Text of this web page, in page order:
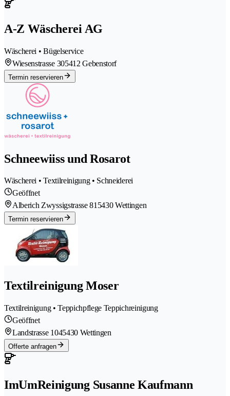
A-Z Wäscherei AG
Wäscherei • Bügelservice
Wiesenstrasse 305412 Gebenstorf
Termin reservieren
Schneewiiss und Rosarot
Wäscherei • Textilreinigung • Schneiderei
Geöffnet
Alberich Zwyssigstrasse 815430 Wettingen
Termin reservieren
Textilreinigung Moser
Textilreinigung • Teppichpflege Teppichreinigung
Geöffnet
Landstrasse 1045430 Wettingen
Offerte anfragen
ImUmReinigung Susanne Kaufmann